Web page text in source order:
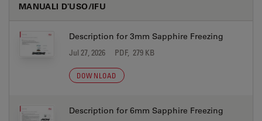
MANUALI D'USO/IFU
Description for 3mm Sapphire Freezing
Jul 27, 2026 PDF, 279 KB
DOWNLOAD
Description for 6mm Sapphire Freezing